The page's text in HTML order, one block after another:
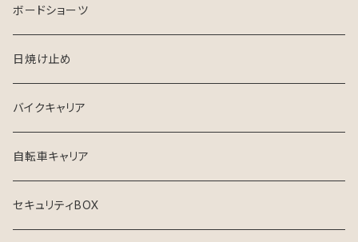
2024 SPRING SUMMER
BGZウエットスーツ
USED ウエットスーツ
VISSLA
リーシュコード
FCS
クリエイチャーズ
デッキパッチ
サーフボードケース
ボードショーツ
日焼け止め
バイクキャリア
自転車キャリア
セキュリティBOX